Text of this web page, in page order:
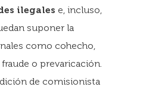
ilegales e, incluso,
suponer la
como cohecho,
o prevaricación.
de comisionista